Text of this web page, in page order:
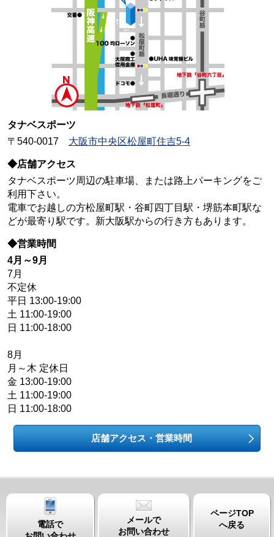
タナベスポーツ
〒540-0017 大阪市中央区松屋町住吉5-4
◆店舗アクセス
タナベスポーツ周辺の駐車場、または路上パーキングをご
利用下さい。
電車でお越しの方松屋町駅・谷町四丁目駅・堺筋本町駅な
どが最寄り駅です。新大阪駅からの行き方もあります。
◆営業時間
4月～9月
7月
不定休
平日 13:00-19:00
土 11:00-19:00
日 11:00-18:00
8月
月～木 定休日
金 13:00-19:00
土 11:00-19:00
日 11:00-18:00
店舗アクセス・営業時間
電話で
メールで
お問い合わせ
ページTOP
へ戻る